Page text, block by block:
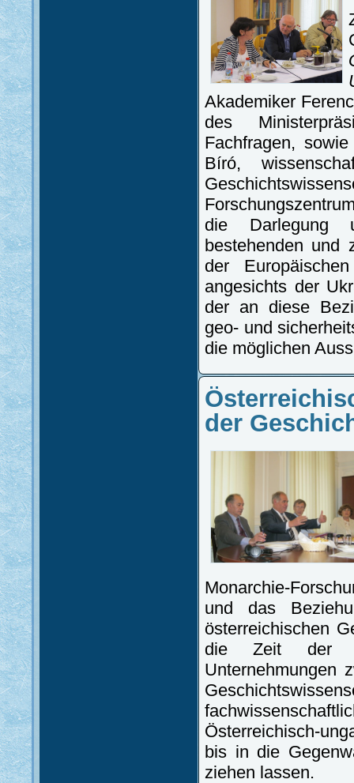
Akademiker
des
Fachfragen,
Bíró,
die Darlegung
bestehenden und
der
angesichts der
der an diese
geo- und
die möglichen
der
Monarchie-
und das
österreichischen
die Zeit der
Unternehmungen
Österreichisch-
bis in die
ziehen lassen.